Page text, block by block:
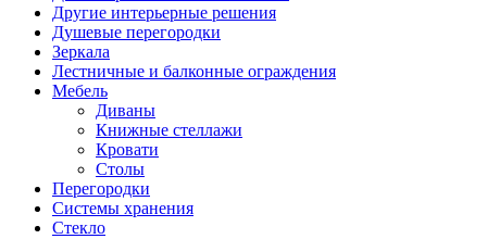
Другие интерьерные решения
Душевые перегородки
Зеркала
Лестничные и балконные ограждения
Мебель
Диваны
Книжные стеллажи
Кровати
Столы
Перегородки
Системы хранения
Стекло